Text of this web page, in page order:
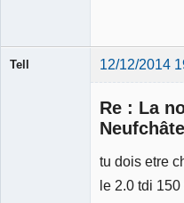
Tell 12/12/2014
Re : La
tu dois etre
le 2.0 tdi